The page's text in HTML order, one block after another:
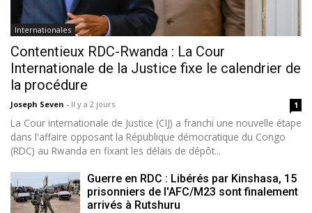
Internationales
Contentieux RDC-Rwanda : La Cour
Internationale de la Justice fixe le calendrier de
la procédure
Joseph Seven - Il y a 2 jours 1
La Cour internationale de Justice (CIJ) a franchi une nouvelle étape
dans l'affaire opposant la République démocratique du Congo
(RDC) au Rwanda en fixant les délais de dépôt...
Guerre en RDC : Libérés par Kinshasa, 15
prisonniers de l'AFC/M23 sont finalement
arrivés à Rutshuru